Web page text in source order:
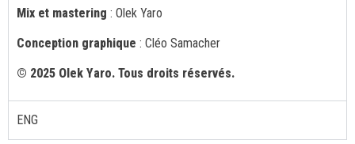
Mix et mastering : Olek Yaro
Conception graphique : Cléo Samacher
© 2025 Olek Yaro. Tous droits réservés.
ENG